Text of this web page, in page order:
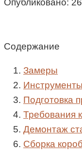
Опубликовано:
Содержание
Замеры
Подготовка
Требования
Демонтаж
Сборка